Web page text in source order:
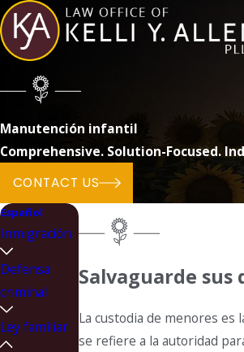
Manutención infantil
Comprehensive. Solution-Focused.
CONTACT US
Salvaguarde
La custodia de menores es
se refiere a la autoridad
Español
Inmigración
Defensa
criminal
Ley familiar